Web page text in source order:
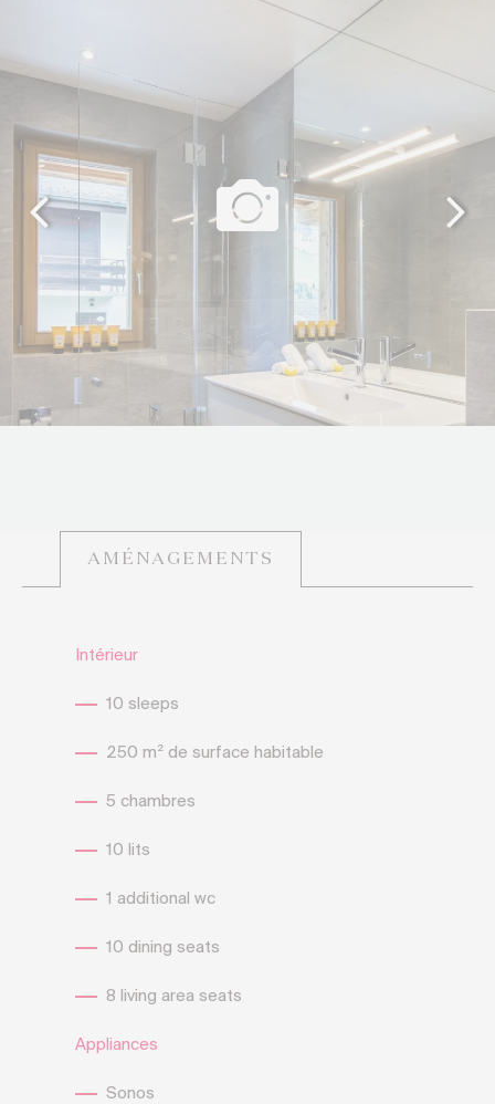
AMÉNAGEMENTS
Intérieur
10 sleeps
250 m² de surface habitable
5 chambres
10 lits
1 additional wc
10 dining seats
8 living area seats
Appliances
Sonos